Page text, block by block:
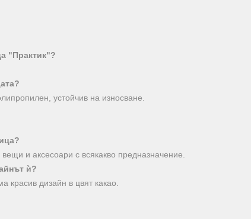
"Практик"?
устойчив на износване.
и аксесоари с всякакво предназначение.
ѝ?
красив дизайн в цвят какао.